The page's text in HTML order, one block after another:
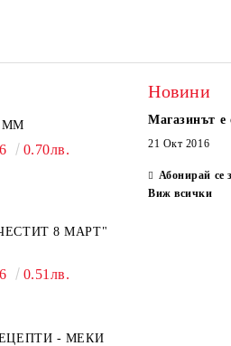
ММ
0.70лв.
8 МАРТ"
0.51лв.
- МЕКИ
Новини
Магазинът е
21 Окт 2016
Абонирай се
Виж всички